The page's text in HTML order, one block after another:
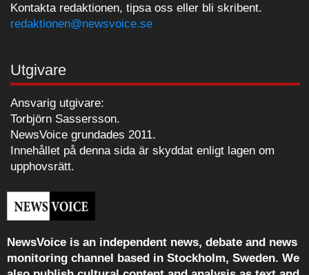
Kontakta redaktionen, tipsa oss eller bli skribent.
redaktionen@newsvoice.se
Utgivare
Ansvarig utgivare:
Torbjörn Sassersson.
NewsVoice grundades 2011.
Innehållet på denna sida är skyddat enligt lagen om
upphovsrätt.
NewsVoice is an independent news, debate and news
monitoring channel based in Stockholm, Sweden. We